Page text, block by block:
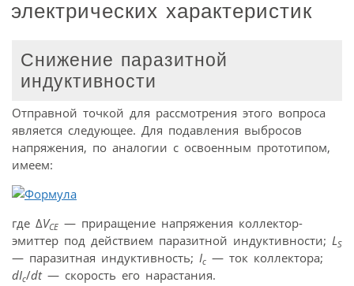
электрических характеристик
Снижение паразитной
индуктивности
Отправной точкой для рассмотрения этого вопроса
является следующее. Для подавления выбросов
напряжения, по аналогии с освоенным прототипом,
имеем:
где ΔVCE — приращение напряжения коллектор-
эмиттер под действием паразитной индуктивности; LS
— паразитная индуктивность; Ic — ток коллектора;
dIc/dt— скорость его нарастания.